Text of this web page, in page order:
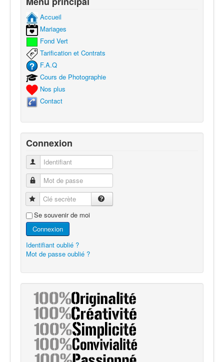
Accueil
Mariages
Fond Vert
Tarification et Contrats
F.A.Q
Cours de Photographie
Nos plus
Contact
Connexion
Identifiant
Mot de passe
Clé secrète
Se souvenir de moi
Connexion
Identifiant oublié ?
Mot de passe oublié ?